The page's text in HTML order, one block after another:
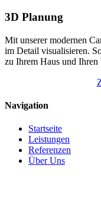
3D Planung
Mit unserer modernen
im Detail visualisieren.
zu Ihrem Haus und Ihren
Navigation
Startseite
Leistungen
Referenzen
Über Uns